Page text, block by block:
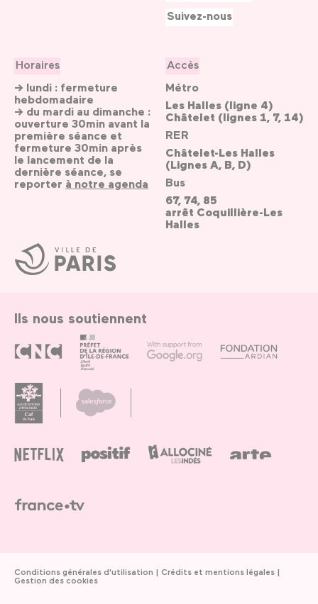
Ville
de
Paris
Horaires
→ lundi : fermeture
hebdomadaire
→ du mardi au dimanche :
ouverture 30min avant la
première séance et
fermeture 30min après
le lancement de la
dernière séance, se
reporter à notre agenda
Accès
Métro
Les Halles (ligne 4)
Châtelet (lignes 1, 7, 14)
RER
Châtelet-Les Halles
(Lignes A, B, D)
Bus
67, 74, 85
arrêt Coquillière-Les
Halles
Suivez-nous
Ils nous soutiennent
Conditions générales d'utilisation
Crédits et mentions légales
Gestion des cookies